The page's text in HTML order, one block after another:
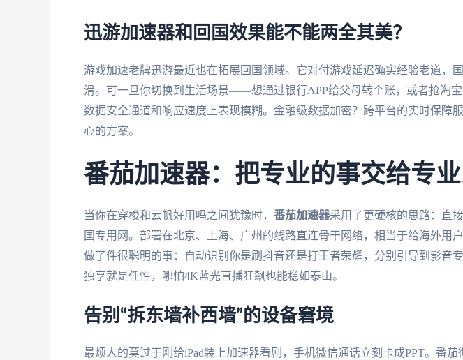
迅游加速器和回国效果能不能两全其美？
游戏加速老牌迅游最近也在拓展回国领域。它对付游戏延迟确实经验老道，
滑。可一旦你切换到生活场景——想通过银行APP给父母转个账，或者抢淘
数据安全通道和响应速度上表现模糊。金融级数据加密？跨平台的实时保障
心的方案。
番茄加速器：把专业的事交给专
当你在穿梭和云帆好用吗之间犹豫时， 番茄加速器采用了更硬核的思路：直
国专用网。部署在北京、上海、广州的线路直连骨干网络，相当于给海外用
做了件很聪明的事：自动识别你是刷抖音还是打王者荣耀，分别引导到影音
独享就是任性，哪怕4K蓝光直播狂飙也能稳如泰山。
告别“拆东墙补西墙”的设备窘境
最烦人的莫过于刚给iPad装上加速器看剧，手机微信通话立刻卡成PPT。番